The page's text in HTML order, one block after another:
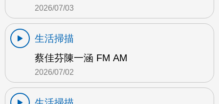
2026/07/03
生活掃描
蔡佳芬陳一涵 FM AM
2026/07/02